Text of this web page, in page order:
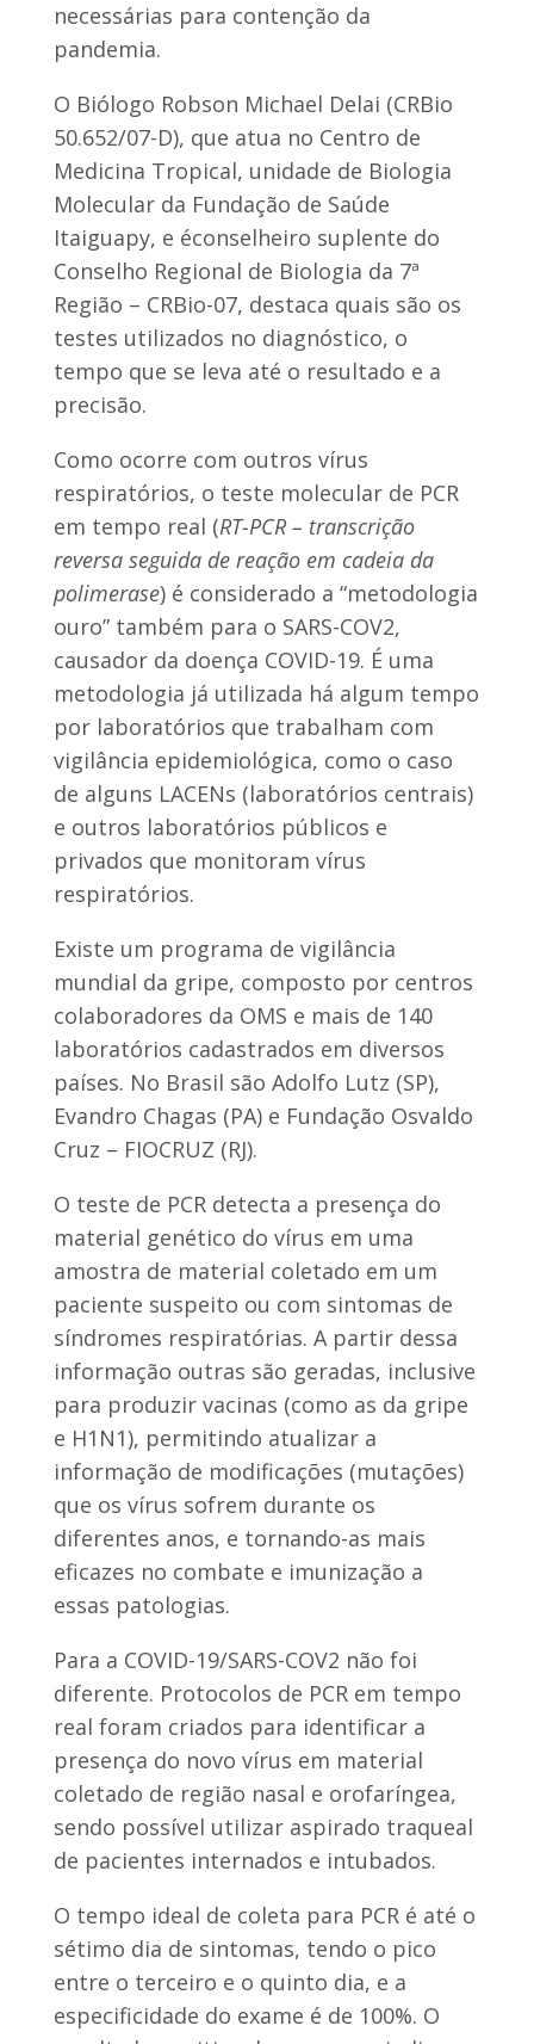
necessárias para contenção da
pandemia.
O Biólogo Robson Michael Delai (CRBio
50.652/07-D), que atua no Centro de
Medicina Tropical, unidade de Biologia
Molecular da Fundação de Saúde
Itaiguapy, e éconselheiro suplente do
Conselho Regional de Biologia da 7ª
Região – CRBio-07, destaca quais são os
testes utilizados no diagnóstico, o
tempo que se leva até o resultado e a
precisão.
Como ocorre com outros vírus
respiratórios, o teste molecular de PCR
em tempo real (RT-PCR – transcrição
reversa seguida de reação em cadeia da
polimerase) é considerado a “metodologia
ouro” também para o SARS-COV2,
causador da doença COVID-19. É uma
metodologia já utilizada há algum tempo
por laboratórios que trabalham com
vigilância epidemiológica, como o caso
de alguns LACENs (laboratórios centrais)
e outros laboratórios públicos e
privados que monitoram vírus
respiratórios.
Existe um programa de vigilância
mundial da gripe, composto por centros
colaboradores da OMS e mais de 140
laboratórios cadastrados em diversos
países. No Brasil são Adolfo Lutz (SP),
Evandro Chagas (PA) e Fundação Osvaldo
Cruz – FIOCRUZ (RJ).
O teste de PCR detecta a presença do
material genético do vírus em uma
amostra de material coletado em um
paciente suspeito ou com sintomas de
síndromes respiratórias. A partir dessa
informação outras são geradas, inclusive
para produzir vacinas (como as da gripe
e H1N1), permitindo atualizar a
informação de modificações (mutações)
que os vírus sofrem durante os
diferentes anos, e tornando-as mais
eficazes no combate e imunização a
essas patologias.
Para a COVID-19/SARS-COV2 não foi
diferente. Protocolos de PCR em tempo
real foram criados para identificar a
presença do novo vírus em material
coletado de região nasal e orofaríngea,
sendo possível utilizar aspirado traqueal
de pacientes internados e intubados.
O tempo ideal de coleta para PCR é até o
sétimo dia de sintomas, tendo o pico
entre o terceiro e o quinto dia, e a
especificidade do exame é de 100%. O